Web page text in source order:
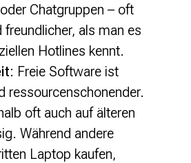
Chatgruppen – oft
freundlicher, als man es
Hotlines kennt.
: Freie Software ist
ressourcenschonender.
oft auch auf älteren
Während andere
Laptop kaufen,